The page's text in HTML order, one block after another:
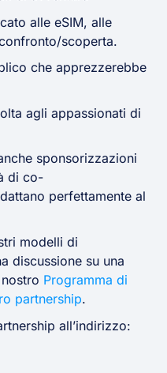
alle eSIM, alle
scoperta.
che apprezzerebbe
agli appassionati di
sponsorizzazioni
di co-
perfettamente al
modelli di
discussione su una
Programma di
partnership.
all’indirizzo: